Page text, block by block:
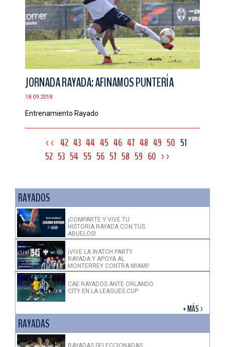
JORNADA RAYADA: AFINAMOS PUNTERÍA
18.09.2018
Entrenamiento Rayado
<< 42 43 44 45 46 47 48 49 50 51
52 53 54 55 56 57 58 59 60 >>
RAYADOS
¡COMPARTE Y VIVE TU
HISTORIA RAYADA CON TUS
ABUELOS!
¡VIVE LA WATCH PARTY
RAYADA Y APOYA AL
MONTERREY CONTRA MIAMI!
CAE RAYADOS ANTE ORLANDO
CITY EN LA LEAGUES CUP
+ MÁS >
RAYADAS
RAYADAS SELECCIONADAS